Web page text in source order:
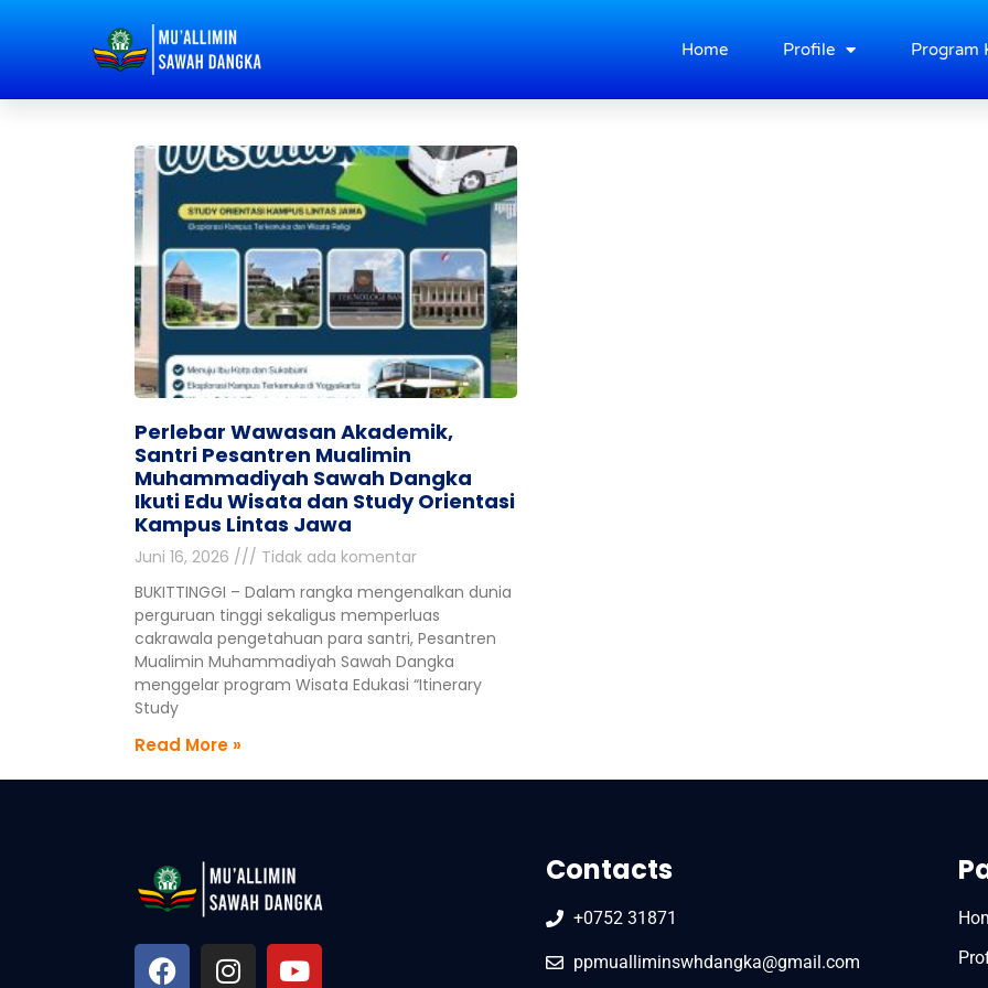
Home Profile Program
Perlebar Wawasan Akademik,
Santri Pesantren Mualimin
Muhammadiyah Sawah Dangka
Ikuti Edu Wisata dan Study Orientasi
Kampus Lintas Jawa
Juni 16, 2026
Tidak ada komentar
BUKITTINGGI – Dalam rangka mengenalkan dunia
perguruan tinggi sekaligus memperluas
cakrawala pengetahuan para santri, Pesantren
Mualimin Muhammadiyah Sawah Dangka
menggelar program Wisata Edukasi “Itinerary
Study
Read More »
Contacts
+0752 31871
ppmualliminswhdangka@gmail.com